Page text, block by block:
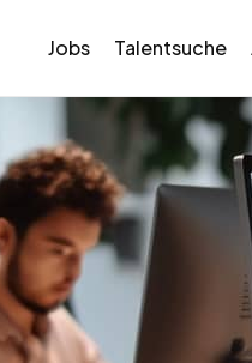
Jobs Talentsuche